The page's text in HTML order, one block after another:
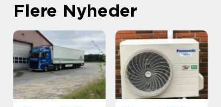
Flere Nyheder